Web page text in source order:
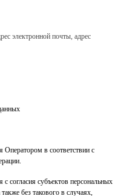
электронной почты, адрес
Оператором в соответствии с
согласия субъектов персональных
без такового в случаях,